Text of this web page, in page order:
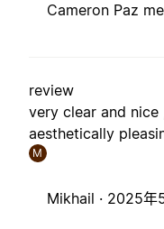
Cameron Paz
review
very clear and
aesthetically
M
Mikhail · 2025年